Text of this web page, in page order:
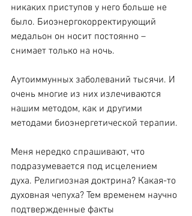
никаких приступов у него больше не
было. Биоэнергокорректирующий
медальон он носит постоянно –
снимает только на ночь.
Аутоиммунных заболеваний тысячи. И
очень многие из них излечиваются
нашим методом, как и другими
методами биоэнергетической терапии.
Меня нередко спрашивают, что
подразумевается под исцелением
духа. Религиозная доктрина? Какая-то
духовная чепуха? Тем временем научно
подтвержденные факты